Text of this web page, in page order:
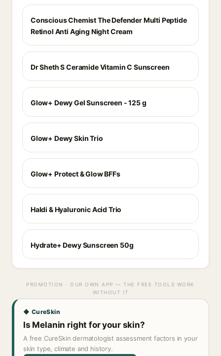
Conscious Chemist The Defender Multi Peptide
Retinol Anti Aging Night Cream
Dr Sheth S Ceramide Vitamin C Sunscreen
Glow+ Dewy Gel Sunscreen - 125 g
Glow+ Dewy Skin Trio
Glow+ Protect & Glow BFFs
Haldi & Hyaluronic Acid Trio
Hydrate+ Dewy Sunscreen 50g
PROMOTION · OUR OWN APP — THE FREE TOOLS WORK
WITHOUT IT
◆ CureSkin
Is Melanin right for your skin?
A free CureSkin dermatologist assessment factors in your
skin type, climate and history.